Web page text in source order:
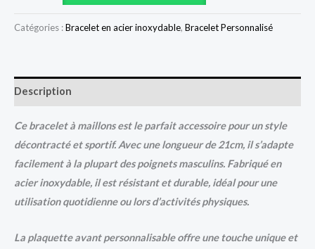
Catégories :Bracelet en acier inoxydable, Bracelet Personnalisé
Description
Ce bracelet à maillons est le parfait accessoire pour un style
décontracté et sportif. Avec une longueur de 21cm, il s’adapte
facilement à la plupart des poignets masculins. Fabriqué en
acier inoxydable, il est résistant et durable, idéal pour une
utilisation quotidienne ou lors d’activités physiques.
La plaquette avant personnalisable offre une touche unique et